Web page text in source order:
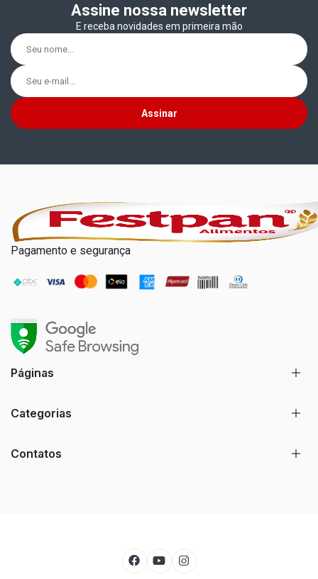
Assine nossa newsletter
E receba novidades em primeira mão
Assinar
Pagamento e segurança
Páginas
Categorias
Contatos